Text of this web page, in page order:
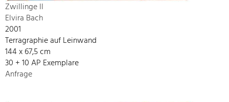
Zwillinge II
Elvira Bach
2001
Terragraphie auf Leinwand
144 x 67,5 cm
30 + 10 AP Exemplare
Anfrage